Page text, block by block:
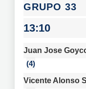
33
13:10
Juan Jose
4
Vicente Alonso